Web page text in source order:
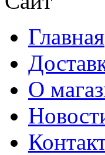
Главная
О